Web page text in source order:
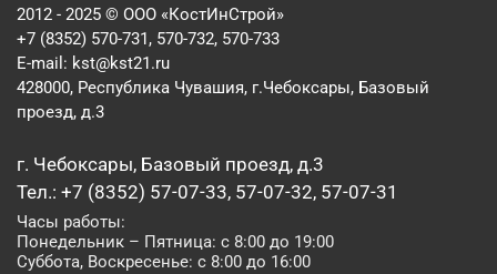
2012 - 2025 © ООО «КостИнСтрой»
+7 (8352) 570-731, 570-732, 570-733
E-mail: kst@kst21.ru
428000, Республика Чувашия, г.Чебоксары, Базовый
проезд, д.3
г. Чебоксары, Базовый проезд, д.3
Тел.: +7 (8352) 57-07-33, 57-07-32, 57-07-31
Часы работы:
Понедельник – Пятница: с 8:00 до 19:00
Суббота, Воскресенье: с 8:00 до 16:00